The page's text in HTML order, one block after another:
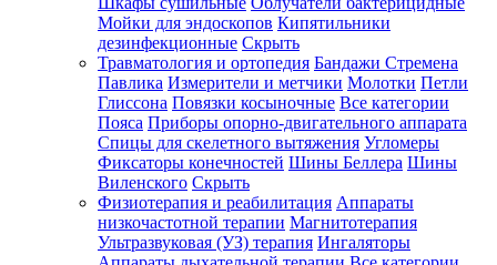
Мойки для эндоскопов Кипятильники
дезинфекционные Скрыть
Травматология и ортопедия Бандажи Стремена
Павлика Измерители и метчики Молотки Петли
Глиссона Повязки косыночные Все категории
Пояса Приборы опорно-двигательного аппарата
Спицы для скелетного вытяжения Угломеры
Фиксаторы конечностей Шины Беллера Шины
Виленского Скрыть
Физиотерапия и реабилитация Аппараты
низкочастотной терапии Магнитотерапия
Ультразвуковая (УЗ) терапия Ингаляторы